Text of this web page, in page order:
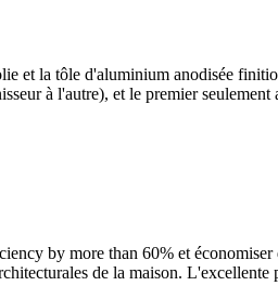
la tôle d'aluminium anodisée
à l'autre), et le premier
by more than 60% et
de la maison.